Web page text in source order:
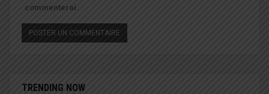
commenterai.
TRENDING NOW